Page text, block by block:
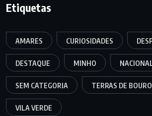
Etiquetas
AMARES CURIOSIDADES
DESTAQUE MINHO
SEM CATEGORIA TERRAS DE BOURO
VILA VERDE